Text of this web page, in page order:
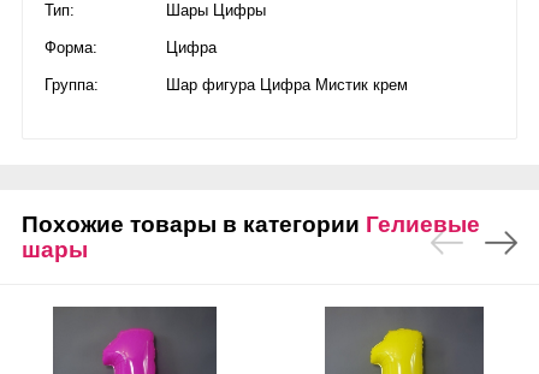
Тип: Шары Цифры
Форма: Цифра
Группа: Шар фигура Цифра Мистик крем
Похожие товары в категории Гелиевые
шары